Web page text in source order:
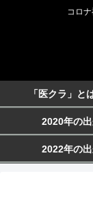
コロ
「医クラ」と
2020年の
2022年の